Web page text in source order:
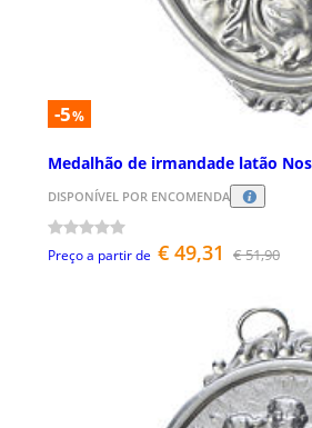
-5%
Medalhão de irmandade latão
DISPONÍVEL POR ENCOMENDA
Preço a partir de € 49,31 € 51,90